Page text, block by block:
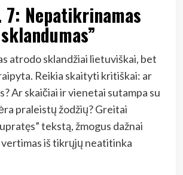
7: Nepatikrinamas
atrodo sklandžiai lietuviškai, bet
Reikia skaityti kritiškai: ar
Ar skaičiai ir vienetai sutampa su
praleistų žodžių? Greitai
tekstą, žmogus dažnai
iš tikrųjų neatitinka